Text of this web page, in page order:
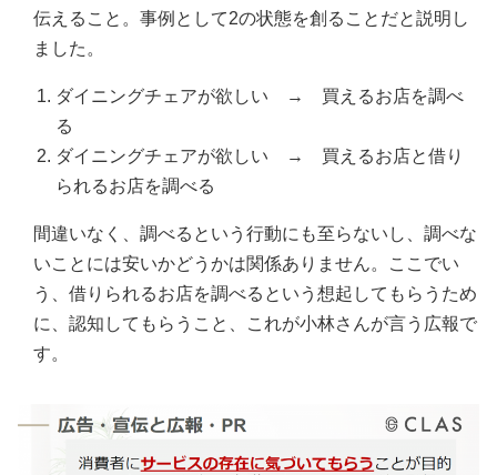
伝えること。事例として2の状態を創ることだと説明し
ました。
ダイニングチェアが欲しい → 買えるお店を調べ
る
ダイニングチェアが欲しい → 買えるお店と借り
られるお店を調べる
間違いなく、調べるという行動にも至らないし、調べな
いことには安いかどうかは関係ありません。ここでい
う、借りられるお店を調べるという想起してもらうため
に、認知してもらうこと、これが小林さんが言う広報で
す。